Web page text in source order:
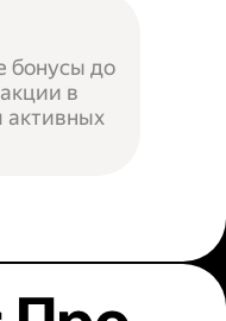
бонусы до
в